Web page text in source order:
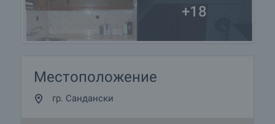
+18
Местоположение
гр. Сандански